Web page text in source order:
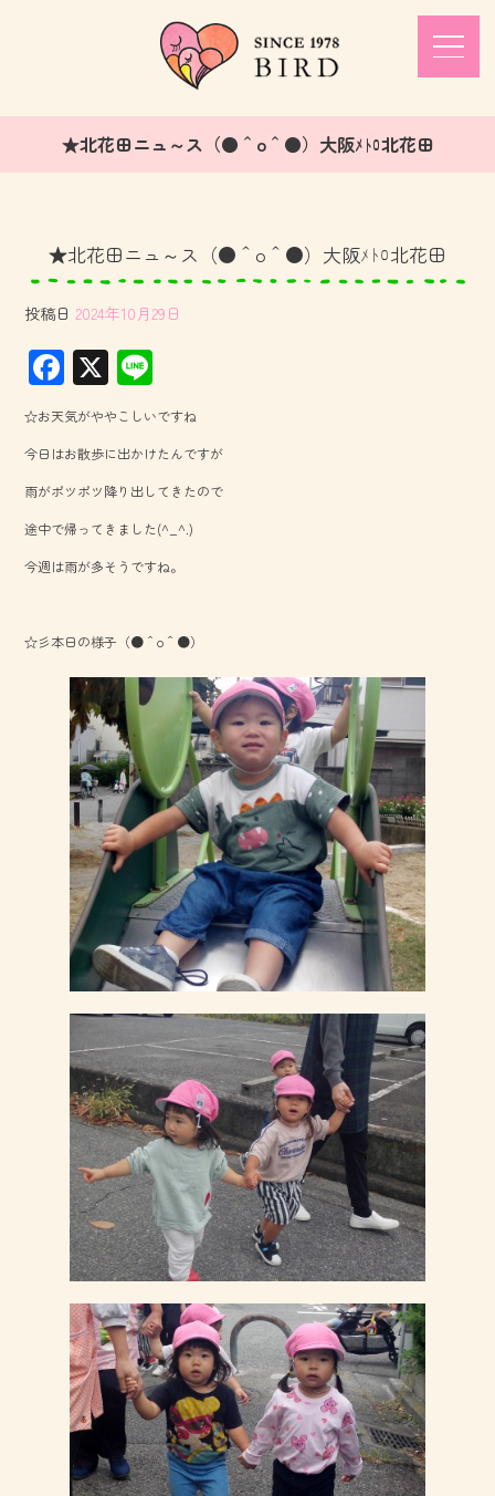
★北花田ニュ～ス（●＾o＾●）大阪ﾒﾄﾛ北花田
★北花田ニュ～ス（●＾o＾●）大阪ﾒﾄﾛ北花田
投稿日 2024年10月29日
F
ac
e
b
o
ok
X
ne
☆お天気がややこしいですね
今日はお散歩に出かけたんですが
雨がポツポツ降り出してきたので
途中で帰ってきました(^_^.)
今週は雨が多そうですね。
☆彡本日の様子（●＾o＾●）